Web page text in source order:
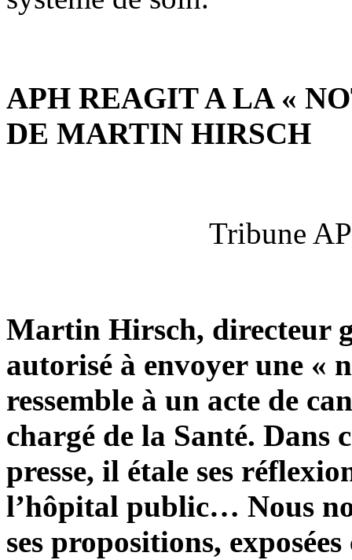
APH REAGIT A LA «
DE MARTIN HIRSCH
Tribune
Martin Hirsch, directeur
autorisé à envoyer une «
ressemble à un acte de
chargé de la Santé. Dans
presse, il étale ses
l’hôpital public… Nous
ses propositions,